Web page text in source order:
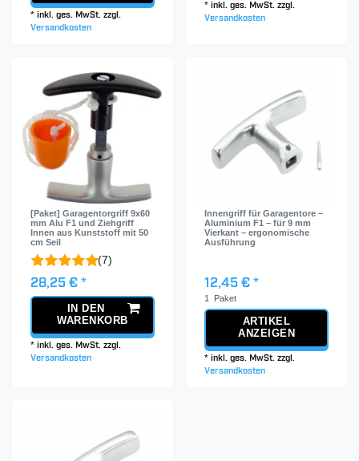
*inkl. ges. MwSt. zzgl.
Versandkosten
*inkl. ges. MwSt. zzgl.
Versandkosten
[Paket] Garagentorgriff 9x60
mm Alu F1 und Ziehgriff
Innen aus Kunststoff mit 50
cm Seil
(7)
28,25 € *
IN DEN
WARENKORB
*inkl. ges. MwSt. zzgl.
Versandkosten
Innengriff für Garagentore –
Aluminium F1 – für 9 mm
Vierkant – ergonomische
Ausführung
12,45 € *
1 Paket
ARTIKEL
ANZEIGEN
*inkl. ges. MwSt. zzgl.
Versandkosten